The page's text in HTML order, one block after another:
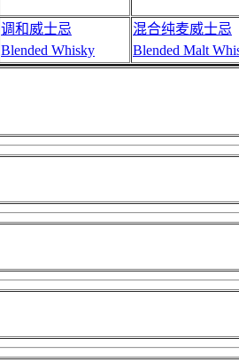
调和威士忌
Blended Whisky
混合纯麦威士忌
Blended Malt